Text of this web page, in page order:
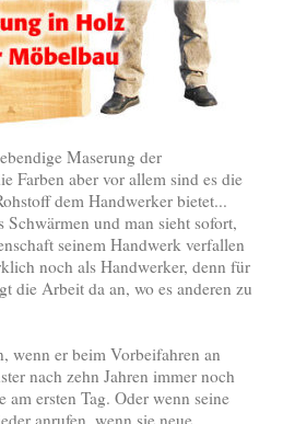
Maserung der
Farben aber vor allem sind es die
dem Handwerker bietet...
und man sieht sofort,
seinem Handwerk verfallen
noch als Handwerker, denn für
die Arbeit da an, wo es anderen zu
wenn er beim Vorbeifahren an
nach zehn Jahren immer noch
am ersten Tag. Oder wenn seine
anrufen, wenn sie neue